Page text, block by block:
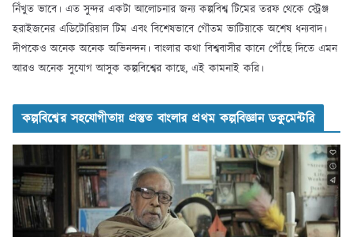
নিঁখুত ভাবে। এত সুন্দর একটা আলোচনার জন্য কল্পবিশ্ব টিমের তরফ থেকে স্ট্রেঞ্জ
হরাইজনের এডিটোরিয়াল টিম এবং বিশেষভাবে গৌতম ভাটিয়াকে অশেষ ধন্যবাদ।
দীপকেও অনেক অনেক অভিনন্দন। বাংলার কথা বিশ্ববাসীর কানে পৌঁছে দিতে এমন
আরও অনেক সুযোগ আসুক কল্পবিশ্বের কাছে, এই কামনাই করি।
কল্পবিশ্বের সহযোগীতায় প্রস্তুত বাংলার প্রথম কল্পবিজ্ঞান ডকুমেন্টরি